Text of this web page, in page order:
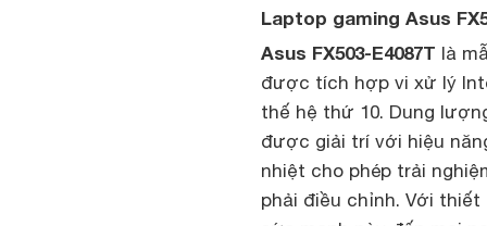
Laptop gaming Asus
Asus FX503-E4087T là
được tích hợp vi xử lý
thế hệ thứ 10. Dung
được giải trí với hiệu
nhiệt cho phép trải
phải điều chỉnh. Với thiết